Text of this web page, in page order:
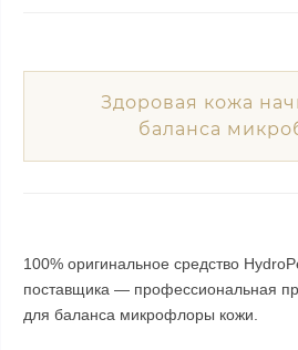
Здоровая кожа
баланса
100% оригинальное средство
поставщика — профессиональная
для баланса микрофлоры кожи.